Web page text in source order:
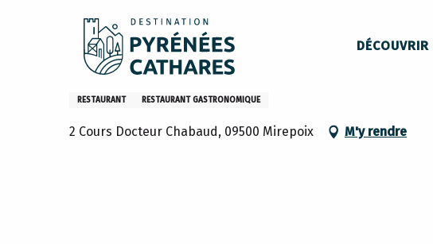
DÉCOUVRIR
Accueil Sejourner Restaurants
Le clos des Oliviers
RESTAURANT RESTAURANT GASTRONOMIQUE
2 Cours Docteur Chabaud, 09500 Mirepoix M'y rendre